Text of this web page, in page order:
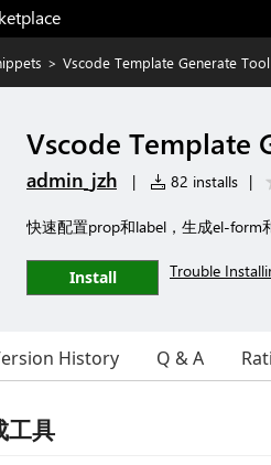
> Vscode Template Generate Tool
Vscode Template
admin_jzh | 82 installs |
快速配置prop和label，生成el-form
Install Trouble
History Q & A
工具